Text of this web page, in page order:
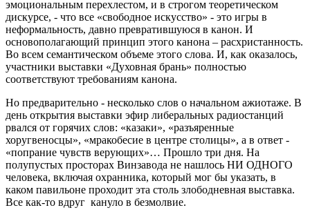
эмоциональным перехлестом, и в строгом теоретическом
дискурсе, - что все «свободное искусство» - это игры в
неформальность, давно превратившуюся в канон. И
основополагающий принцип этого канона – расхристанность.
Во всем семантическом объеме этого слова. И, как оказалось,
участники выставки «Духовная брань» полностью
соответствуют требованиям канона.
Но предварительно - несколько слов о начальном ажиотаже. В
день открытия выставки эфир либеральных радиостанций
рвался от горячих слов: «казаки», «разъяренные
хоругвеносцы», «мракобесие в центре столицы», а в ответ -
«попрание чувств верующих»… Прошло три дня. На
полупустых просторах Винзавода не нашлось НИ ОДНОГО
человека, включая охранника, который мог бы указать, в
каком павильоне проходит эта столь злободневная выставка.
Все как-то вдруг кануло в безмолвие.